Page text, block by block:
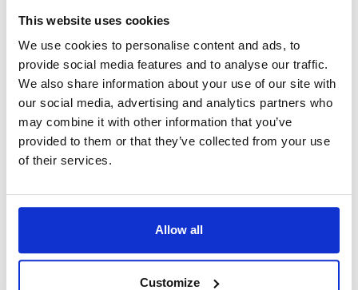
This website uses cookies
We use cookies to personalise content and ads, to
provide social media features and to analyse our traffic.
We also share information about your use of our site with
our social media, advertising and analytics partners who
may combine it with other information that you’ve
provided to them or that they’ve collected from your use
of their services.
Allow all
Customize
R
com gerenciamento de cores e usará os perfis de cor
Em outras versões de Portrait Professional, os perfis
de cor são conservados de forma que as cores salvas
serão as mesmas que foram carregadas. No entanto,
nestas os perfis de cores são descartados ao mostrar
cores na sua tela.
Se não tiver encontrado a resposta para a sua
pergunta,crie um pedido de suportepara fazer
Voltar